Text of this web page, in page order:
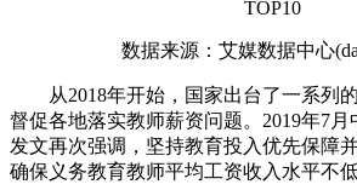
数据来源：艾媒数据中心
从2018年开始，国家出台了一系列
督促各地落实教师薪资问题。2019年7
发文再次强调，坚持教育投入优先保障
确保义务教育教师平均工资收入水平不